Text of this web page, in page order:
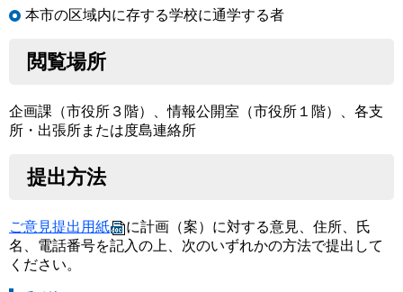
本市の区域内に存する学校に通学する者
閲覧場所
企画課（市役所３階）、情報公開室（市役所１階）、各支
所・出張所または度島連絡所
提出方法
ご意見提出用紙
に計画（案）に対する意見、住所、氏
名、電話番号を記入の上、次のいずれかの方法で提出して
ください。